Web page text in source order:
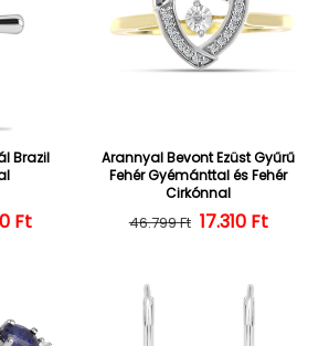
Brazil
ár ár
Ft
Arannyal Bevont Ezüst Gyűrű
Fehér Gyémánttal és Fehér
Cirkónnal
Normál ár
46.799 Ft 17.310 Ft